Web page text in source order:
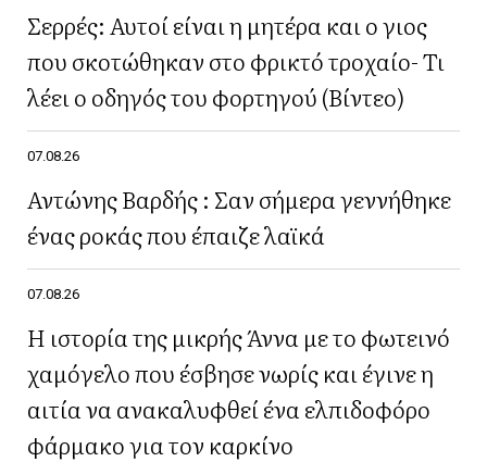
Σερρές: Αυτοί είναι η μητέρα και ο γιος
που σκοτώθηκαν στο φρικτό τροχαίο- Τι
λέει ο οδηγός του φορτηγού (Βίντεο)
07.08.26
Αντώνης Βαρδής : Σαν σήμερα γεννήθηκε
ένας ροκάς που έπαιζε λαϊκά
07.08.26
Η ιστορία της μικρής Άννα με το φωτεινό
χαμόγελο που έσβησε νωρίς και έγινε η
αιτία να ανακαλυφθεί ένα ελπιδοφόρο
φάρμακο για τον καρκίνο